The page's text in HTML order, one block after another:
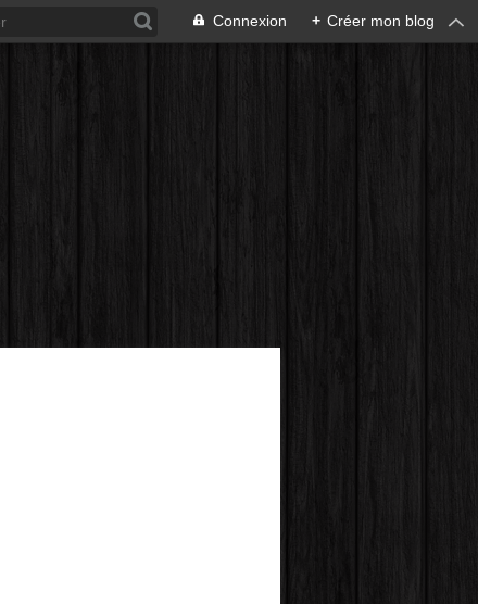
Connexion + Créer mon blog